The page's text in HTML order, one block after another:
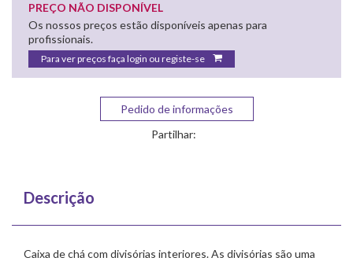
PREÇO NÃO DISPONÍVEL
Os nossos preços estão disponíveis apenas para
profissionais.
Para ver preços faça login ou registe-se
Pedido de informações
Partilhar:
Descrição
Caixa de chá com divisórias interiores. As divisórias são uma